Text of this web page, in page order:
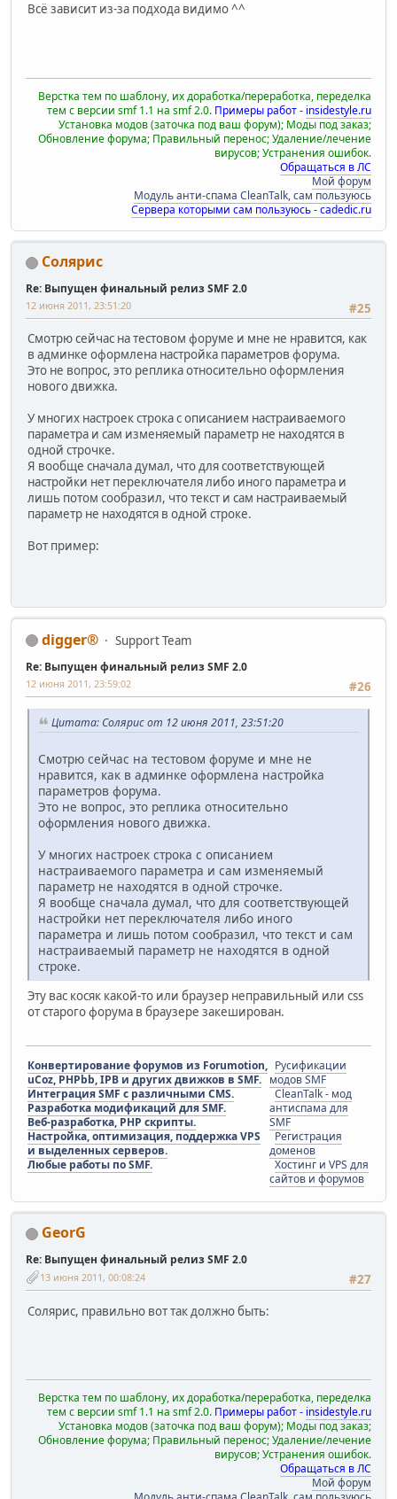
Всё зависит из-за подхода видимо ^^
Верстка тем по шаблону, их доработка/переработка, переделка
тем с версии smf 1.1 на smf 2.0. Примеры работ - insidestyle.ru
Установка модов (заточка под ваш форум); Моды под заказ;
Обновление форума; Правильный перенос; Удаление/лечение
вирусов; Устранения ошибок.
Обращаться в ЛС
Мой форум
Модуль анти-спама CleanTalk, сам пользуюсь
Сервера которыми сам пользуюсь - cadedic.ru
Солярис
Re: Выпущен финальный релиз SMF 2.0
#25
12 июня 2011, 23:51:20
Смотрю сейчас на тестовом форуме и мне не нравится, как
в админке оформлена настройка параметров форума.
Это не вопрос, это реплика относительно оформления
нового движка.
У многих настроек строка с описанием настраиваемого
параметра и сам изменяемый параметр не находятся в
одной строчке.
Я вообще сначала думал, что для соответствующей
настройки нет переключателя либо иного параметра и
лишь потом сообразил, что текст и сам настраиваемый
параметр не находятся в одной строке.
Вот пример:
digger® Support Team
Re: Выпущен финальный релиз SMF 2.0
#26
12 июня 2011, 23:59:02
Цитата: Солярис от 12 июня 2011, 23:51:20
Смотрю сейчас на тестовом форуме и мне не
нравится, как в админке оформлена настройка
параметров форума.
Это не вопрос, это реплика относительно
оформления нового движка.
У многих настроек строка с описанием
настраиваемого параметра и сам изменяемый
параметр не находятся в одной строчке.
Я вообще сначала думал, что для соответствующей
настройки нет переключателя либо иного
параметра и лишь потом сообразил, что текст и сам
настраиваемый параметр не находятся в одной
строке.
Эту вас косяк какой-то или браузер неправильный или css
от старого форума в браузере закеширован.
Конвертирование форумов из Forumotion,
uCoz, PHPbb, IPB и других движков в SMF.
Интеграция SMF с различными CMS.
Разработка модификаций для SMF.
Веб-разработка, PHP скрипты.
Настройка, оптимизация, поддержка VPS
и выделенных серверов.
Любые работы по SMF.
Русификации
модов SMF
CleanTalk - мод
антиспама для
SMF
Регистрация
доменов
Хостинг и VPS для
сайтов и форумов
GeorG
Re: Выпущен финальный релиз SMF 2.0
#27
13 июня 2011, 00:08:24
Солярис, правильно вот так должно быть:
Верстка тем по шаблону, их доработка/переработка, переделка
тем с версии smf 1.1 на smf 2.0. Примеры работ - insidestyle.ru
Установка модов (заточка под ваш форум); Моды под заказ;
Обновление форума; Правильный перенос; Удаление/лечение
вирусов; Устранения ошибок.
Обращаться в ЛС
Мой форум